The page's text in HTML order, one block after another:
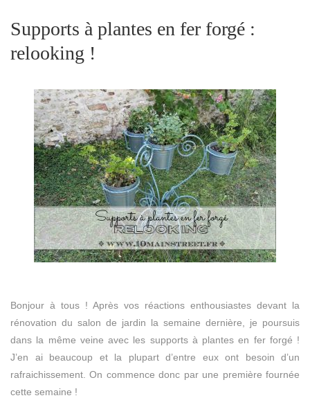
Supports à plantes en fer forgé :
relooking !
Bonjour à tous ! Après vos réactions enthousiastes devant la
rénovation du salon de jardin la semaine dernière, je poursuis
dans la même veine avec les supports à plantes en fer forgé !
J’en ai beaucoup et la plupart d’entre eux ont besoin d’un
rafraichissement. On commence donc par une première fournée
cette semaine !